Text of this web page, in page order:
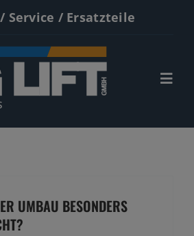
Service / Ersatzteile
UMBAU BESONDERS